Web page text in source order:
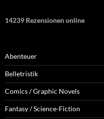
14239 Rezensionen online
Abenteuer
Belletristik
Comics / Graphic Novels
Fantasy / Science-Fiction